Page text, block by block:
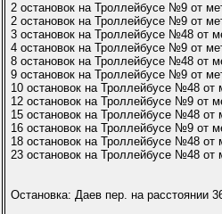
2 остановок на Троллейбусе №9 от
2 остановок на Троллейбусе №9 от
3 остановок на Троллейбусе №48 от
4 остановок на Троллейбусе №9 от
8 остановок на Троллейбусе №48 от
9 остановок на Троллейбусе №9 от
10 остановок на Троллейбусе №48 от
12 остановок на Троллейбусе №9 от
15 остановок на Троллейбусе №48 от
16 остановок на Троллейбусе №9 от
18 остановок на Троллейбусе №48 от
23 остановок на Троллейбусе №48
Остановка: Даев пер. на расстоянии